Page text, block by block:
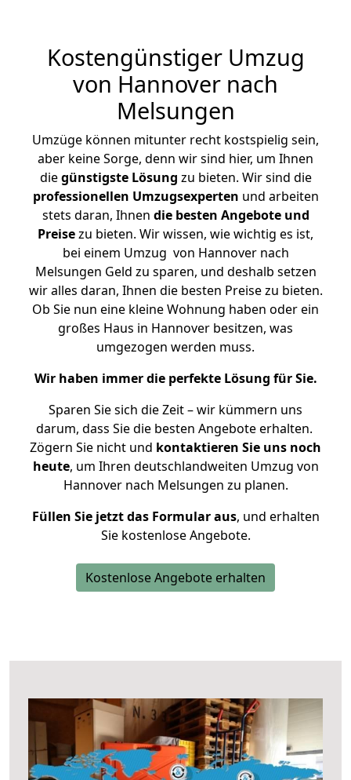
Kostengünstiger Umzug
von Hannover nach
Melsungen
Umzüge können mitunter recht kostspielig sein,
aber keine Sorge, denn wir sind hier, um Ihnen
diegünstigste Lösung zu bieten. Wir sind die
professionellen Umzugsexperten und arbeiten
stets daran, Ihnen die besten Angebote und
Preisezu bieten. Wir wissen, wie wichtig es ist,
bei einem Umzug von Hannover nach
Melsungen Geld zu sparen, und deshalb setzen
wir alles daran, Ihnen die besten Preise zu bieten.
Ob Sie nun eine kleine Wohnung haben oder ein
großes Haus in Hannover besitzen, was
umgezogen werden muss.
Wir haben immer die perfekte Lösung für Sie.
Sparen Sie sich die Zeit – wir kümmern uns
darum, dass Sie die besten Angebote erhalten.
Zögern Sie nicht und kontaktieren Sie uns noch
heute, um Ihren deutschlandweiten Umzug von
Hannover nach Melsungen zu planen.
Füllen Sie jetzt das Formular aus, und erhalten
Sie kostenlose Angebote.
Kostenlose Angebote erhalten